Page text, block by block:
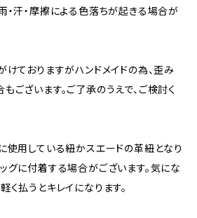
・汗・摩擦による色落ちが起きる場合が
けておりますがハンドメイドの為、歪み
ございます。ご了承のうえで、ご検討く
使用している紐かスエードの革紐となり
グに付着する場合がございます。気にな
く払うとキレイになります。